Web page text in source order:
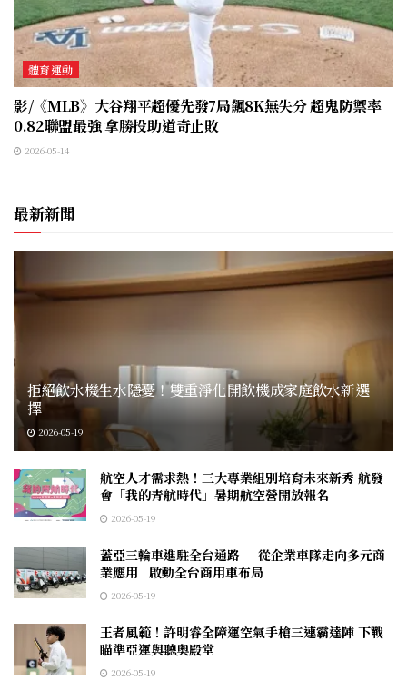
體育運動
影/《MLB》大谷翔平超優先發7局飆8K無失分 超鬼防禦率
0.82聯盟最強 拿勝投助道奇止敗
2026-05-14
最新新聞
拒絕飲水機生水隱憂！雙重淨化開飲機成家庭飲水新選
擇
2026-05-19
航空人才需求熱！三大專業組別培育未來新秀 航發
會「我的青航時代」暑期航空營開放報名
2026-05-19
蓋亞三輪車進駐全台通路 從企業車隊走向多元商
業應用 啟動全台商用車布局
2026-05-19
王者風範！許明睿全障運空氣手槍三連霸達陣 下戰
瞄準亞運與聽奧殿堂
2026-05-19